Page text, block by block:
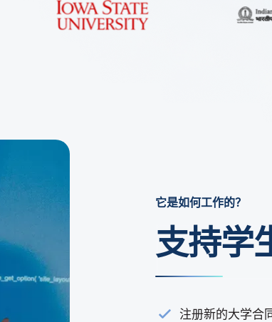
它是如何工作的？
支持学
注册新的大学合